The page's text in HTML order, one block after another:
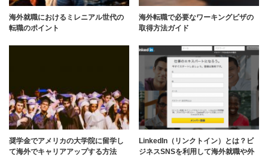
海外就職におけるミレニアル世代の
転職のポイント
海外転職で必要なワーキングビザの
取得方法ガイド
奨学金でアメリカの大学院に留学し
て海外でキャリアアップする方法
LinkedIn（リンクトイン）とは？ビ
ジネスSNSを利用して海外就職や外